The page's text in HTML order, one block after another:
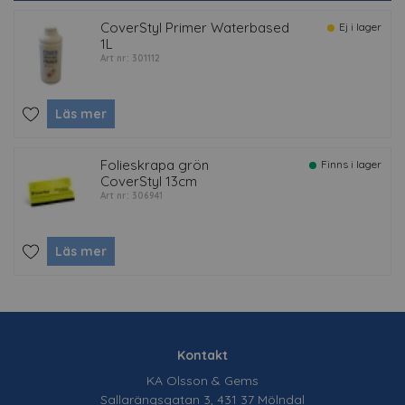
CoverStyl Primer Waterbased
1L
Art nr: 301112
Ej i lager
Läs mer
Folieskrapa grön
CoverStyl 13cm
Art nr: 306941
Finns i lager
Läs mer
Kontakt
KA Olsson & Gems
Sallarängsgatan 3, 431 37 Mölndal